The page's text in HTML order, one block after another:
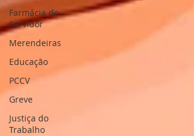
Farmácia do
Servidor
Merendeiras
Educação
PCCV
Greve
Justiça do
Trabalho